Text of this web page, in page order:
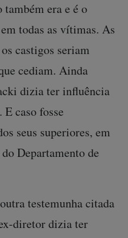
também era e é o
todas as vítimas. As
castigos seriam
cediam. Ainda
dizia ter influência
caso fosse
seus superiores, em
Departamento de
testemunha citada
diretor dizia ter